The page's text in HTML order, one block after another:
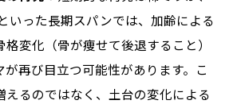
いった長期スパンでは、加齢による
変化（骨が痩せて後退すること）
が再び目立つ可能性があります。こ
えるのではなく、土台の変化による